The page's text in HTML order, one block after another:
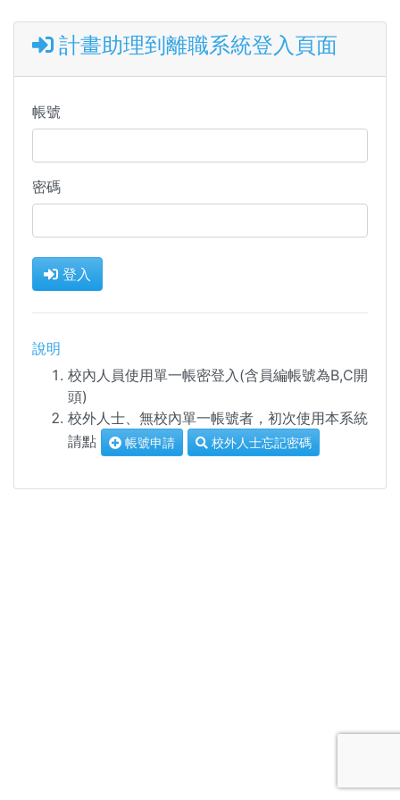
計畫助理到離職系統登入頁面
帳號
密碼
登入
說明
校內人員使用單一帳密登入(含員編帳號為B,C開
頭)
校外人士、無校內單一帳號者，初次使用本系統
請點
帳號申請 校外人士忘記密碼